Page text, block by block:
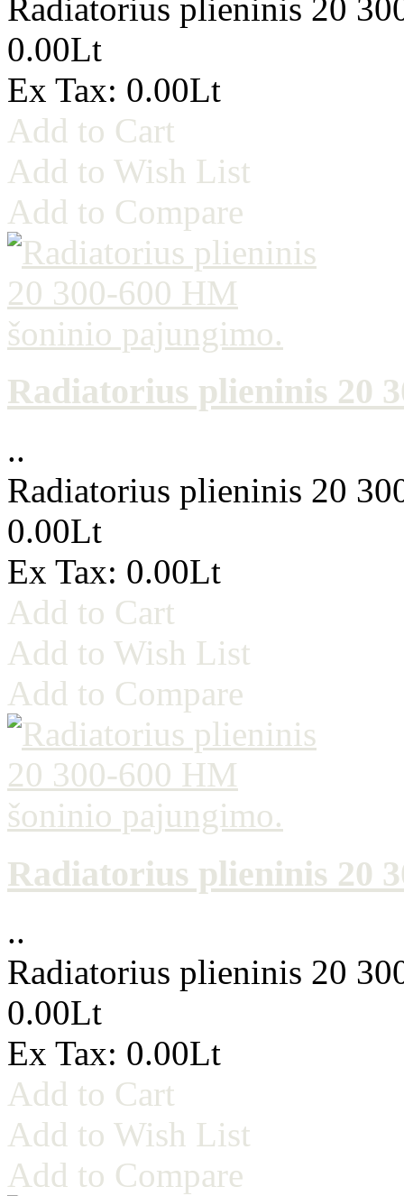
Radiatorius plieninis 20
0.00Lt
Ex Tax: 0.00Lt
Add to Cart
Add to Wish List
Add to Compare
Radiatorius plieninis 20
..
Radiatorius plieninis 20
0.00Lt
Ex Tax: 0.00Lt
Add to Cart
Add to Wish List
Add to Compare
Radiatorius plieninis 20
..
Radiatorius plieninis 20
0.00Lt
Ex Tax: 0.00Lt
Add to Cart
Add to Wish List
Add to Compare